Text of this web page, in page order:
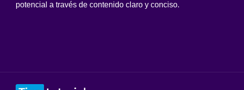
potencial a través de contenido claro y conciso.